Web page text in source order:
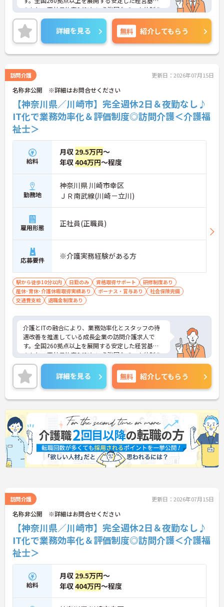
ムの支援を受けながら業務に取り組めます
のもと、正社員比率94%という強固なチーム体制を
構築しています。介護福祉士資格手当や年2回の評価
面談など、専門資格と成果が収入に直結する仕組み
が整っています。夜勤なしの完全週休2日制（曜日固
定）を採用し、日々の記録業務はスマートフォンで
完結するため、施設勤務特有の不規則なシフトや煩
定期的な面談で不安を解消できるフォロー体制もあ
り、介護福祉士としてサ責や管理者への着実なキャ
リアアップを目指す有資格者の方に推奨できる環境
です。
★おすすめPOINT★
【夜勤なし・曜日固定の休日で、身体への負担を抑
えた働き方が実現できます】
しないため、生活リズムを整えながら健康的に働き
続けることができます
により、先々の予定が立てやすくプライベートの時
間をしっかりと確保できる環境です
【専門資格を活かした収入アップと明確なキャリア
形成が期待できます】
・介護福祉士資格手当が支給されるほか、年2回の
・サービス提供責任者や管理者へのキャリアアップ
も目指せます
【IT化と手厚いフォロー体制により、業務のストレ
スを軽減できます】
・記録票の提出やシフト確認をすべてスマートフォ
ンで行えるため、手書きの書類作成や事業所への移
動の手間が省けケア業務に集中できます
・定期的な面談を通じて上司がフォローする体制が
あり、訪問介護でありながら孤立することなくチー
ムの支援を受けながら業務に取り組めます
詳細を見る 無料 紹介してもらう
訪問介護 更新日：2026年07月15日
名称非公開 ※詳細はお問合せください
【神奈川県／川崎市】完全週休2日＆夜勤なし♪
IT化で業務効率化＆評価制度◎訪問介護＜介護福
祉士＞
給料
月収 29.5万円～
年収404万円～程度
勤務地
神奈川県 川崎市幸区
ＪＲ南武線(川崎－立川)
雇用形態 正社員(正職員)
応募要件 ※介護実務経験がある方
駅から徒歩10分以内 日勤のみ 資格取得サポート
研修制度あり
産休･育休･介護休暇取得実績あり
ボーナス・賞与あり
社会保険完備
交通費支給
退職金制度あり
介護とITの融合により、業務効率化とスタッフの待
遇改善を推進している成長企業の訪問介護求人で
す。全国260拠点以上を展開する安定した経営基盤
のもと、正社員比率94%という強固なチーム体制を
構築しています。介護福祉士資格手当や年2回の評価
面談など、専門資格と成果が収入に直結する仕組み
が整っています。夜勤なしの完全週休2日制（曜日固
定）を採用し、日々の記録業務はスマートフォンで
完結するため、施設勤務特有の不規則なシフトや煩
雑な事務作業の負担を抑え、ケアに専念できます。
定期的な面談で不安を解消できるフォロー体制もあ
り、介護福祉士としてサ責や管理者への着実なキャ
リアアップを目指す有資格者の方に推奨できる環境
です。
★おすすめPOINT★
しないため、生活リズムを整えながら健康的に働き
続けることができます
・完全週休2日制（曜日固定）を採用していること
により、先々の予定が立てやすくプライベートの時
間をしっかりと確保できる環境です
【専門資格を活かした収入アップと明確なキャリア
・介護福祉士資格手当が支給されるほか、年2回の
評価面談で個人の頑張りが給与に還元される仕組み
が整っています
・サービス提供責任者や管理者へのキャリアアップ
詳細を見る 無料 紹介してもらう
訪問介護 更新日：2026年07月15日
名称非公開 ※詳細はお問合せください
【神奈川県／川崎市】完全週休2日＆夜勤なし♪
IT化で業務効率化＆評価制度◎訪問介護＜介護福
祉士＞
給料
月収 29.5万円～
年収404万円～程度